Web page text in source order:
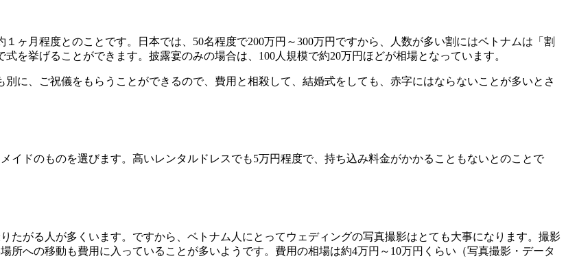
ヶ月程度とのことです。日本では、50名程度で200万円～300万円ですから、人数が多い割にはベトナムは「割
を挙げることができます。披露宴のみの場合は、100人規模で約20万円ほどが相場となっています。
に、ご祝儀をもらうことができるので、費用と相殺して、結婚式をしても、赤字にはならないことが多いとさ
イドのものを選びます。高いレンタルドレスでも5万円程度で、持ち込み料金がかかることもないとのことで
たがる人が多くいます。ですから、ベトナム人にとってウェディングの写真撮影はとても大事になります。撮影
への移動も費用に入っていることが多いようです。費用の相場は約4万円～10万円くらい（写真撮影・データ